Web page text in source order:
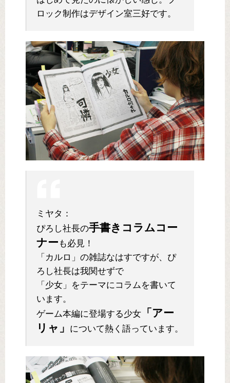
ロック制作はデザイン室三好です。
ミヤタ：
ぴろし社長の手書きコラムコー
ナー も必見！
「カルロ」の雑誌なはすですが、ぴ
ろし社長は我関せずで
「少女」をテーマにコラムを書いて
います。
ゲーム本編に登場する少女
「アー
リャ」
について熱く語っています。